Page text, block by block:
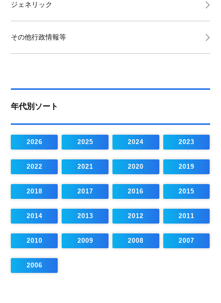
ジェネリック
その他行政情報等
年代別ソート
2026 2025 2024 2023
2022 2021 2020 2019
2018 2017 2016 2015
2014 2013 2012 2011
2010 2009 2008 2007
2006